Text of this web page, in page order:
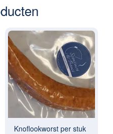
Knoflookworst per stuk